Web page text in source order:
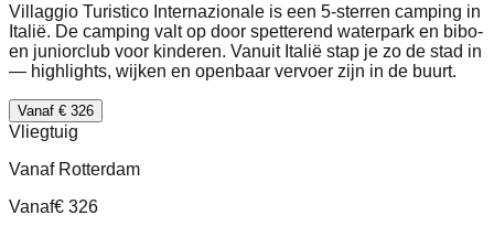
Villaggio Turistico Internazionale is een 5-sterren camping in
Italië. De camping valt op door spetterend waterpark en bibo-
en juniorclub voor kinderen. Vanuit Italië stap je zo de stad in
— highlights, wijken en openbaar vervoer zijn in de buurt.
Vanaf € 326
Vliegtuig
Vanaf Rotterdam
Vanaf€ 326